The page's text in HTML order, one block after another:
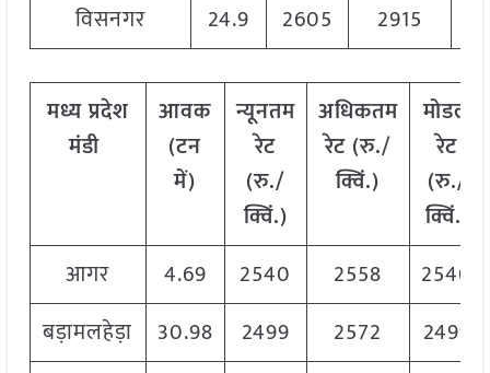
विसनगर
24.9 2605 2915
मध्यप्रदेश
मंडी
आवक
(टन
में)
न्यूनतम
रेट
(रु./
क्विं.)
अधिकतम
रेट (रु./
क्विं.)
मोडल
रेट
(रु./
क्विं.)
आगर
4.69 2540 2558
2540
बड़ामलहेड़ा
30.98 2499 2572
2499